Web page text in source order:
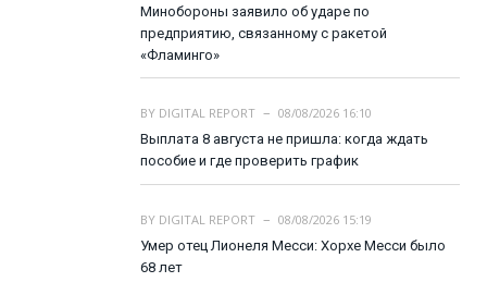
Минобороны заявило об ударе по
предприятию, связанному с ракетой
«Фламинго»
BY DIGITAL REPORT
08/08/2026 16:10
Выплата 8 августа не пришла: когда ждать
пособие и где проверить график
BY DIGITAL REPORT
08/08/2026 15:19
Умер отец Лионеля Месси: Хорхе Месси было
68 лет